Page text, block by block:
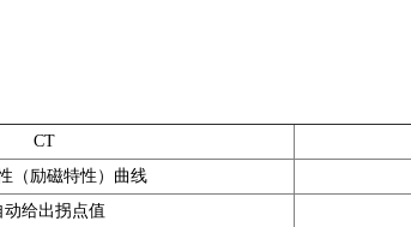
CT
（励磁特性）曲线
动给出拐点值